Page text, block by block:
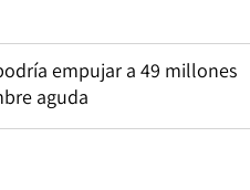
empujar a 49 millones
aguda